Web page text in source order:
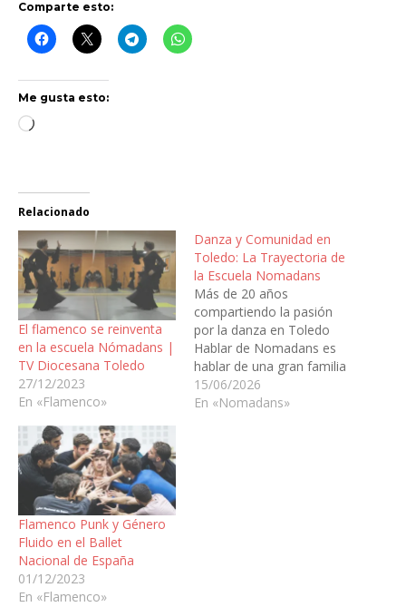
Comparte esto:
Me gusta esto:
Cargando...
Relacionado
El flamenco se reinventa
en la escuela Nómadans |
TV Diocesana Toledo
27/12/2023
En «Flamenco»
Danza y Comunidad en
Toledo: La Trayectoria de
la Escuela Nomadans
Más de 20 años
compartiendo la pasión
por la danza en Toledo
Hablar de Nomadans es
hablar de una gran familia
que, desde el año 2005,
llena de ritmo y arte el
15/06/2026
En «Nomadans»
Flamenco Punk y Género
Fluido en el Ballet
Nacional de España
01/12/2023
En «Flamenco»